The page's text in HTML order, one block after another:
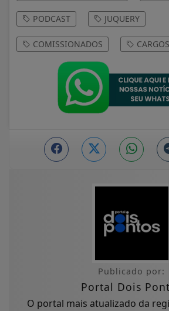
PODCAST JUQUERY
COMISSIONADOS CARGOS
Publicado por:
Portal Dois
O portal mais atualizado da